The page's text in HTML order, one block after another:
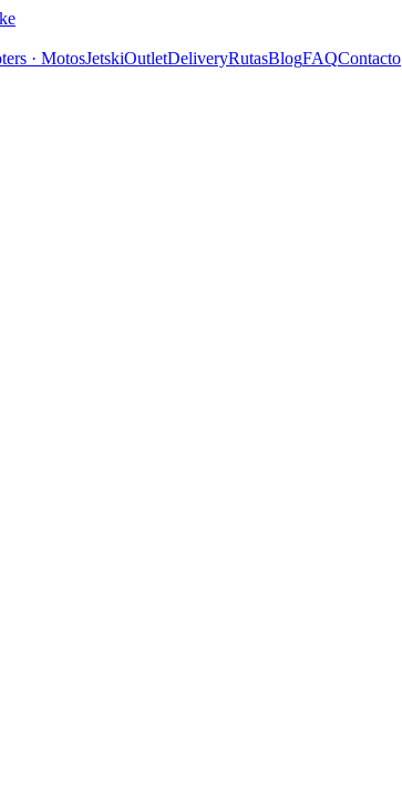
· MotosJetskiOutletDeliveryRutasBlogFAQContacto